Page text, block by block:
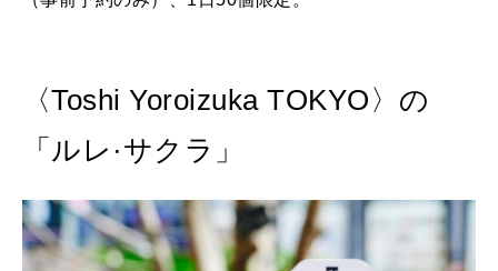
〈Toshi Yoroizuka TOKYO〉の
「ルレ·サクラ」